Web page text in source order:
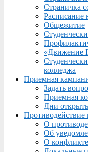
Страничка
Расписание
Общежитие
«Движение
колледжа
Приемная
Задать
Приемная
Дни
Противодействие
О
Об
О